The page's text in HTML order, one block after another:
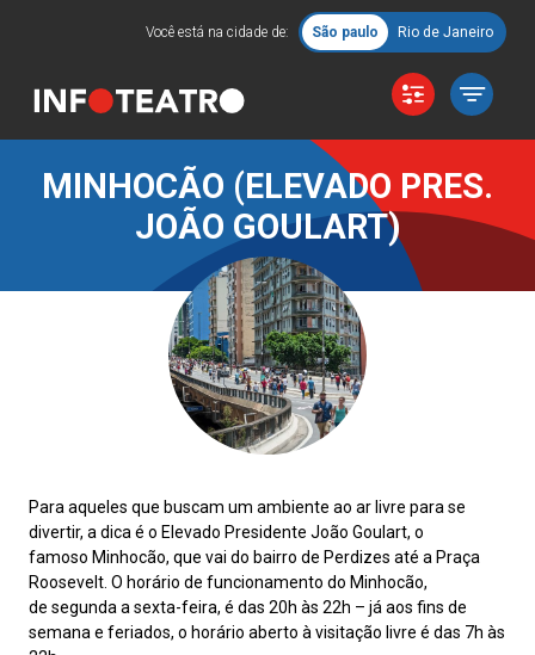
Você está na cidade de: São paulo Rio de Janeiro
MINHOCÃO (ELEVADO PRES.
JOÃO GOULART)
Para aqueles que buscam um ambiente ao ar livre para se
divertir, a dica é o Elevado Presidente João Goulart, o
famoso Minhocão, que vai do bairro de Perdizes até a Praça
Roosevelt. O horário de funcionamento do Minhocão,
de segunda a sexta-feira, é das 20h às 22h – já aos fins de
semana e feriados, o horário aberto à visitação livre é das 7h às